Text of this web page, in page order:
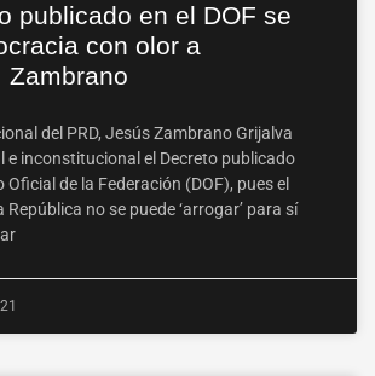
publicado en el DOF se
con olor a
Zambrano
del PRD, Jesús Zambrano Grijalva
e inconstitucional el Decreto publicado
Oficial de la Federación (DOF), pues el
República no se puede ‘arrogar’ para sí